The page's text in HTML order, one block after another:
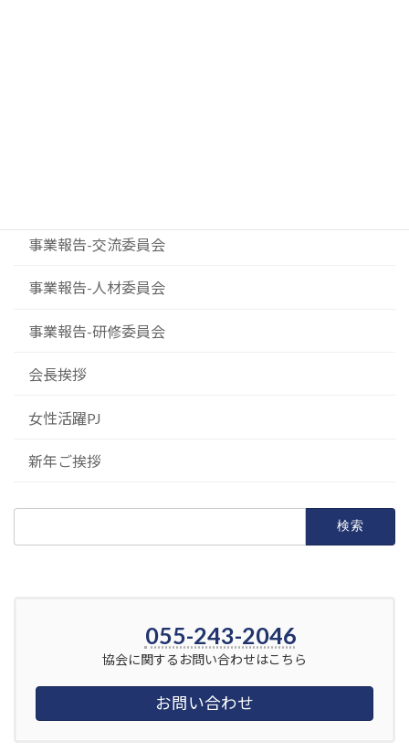
事業報告-交流委員会
事業報告-人材委員会
事業報告-研修委員会
会長挨拶
女性活躍PJ
新年ご挨拶
055-243-2046
協会に関するお問い合わせはこちら
お問い合わせ